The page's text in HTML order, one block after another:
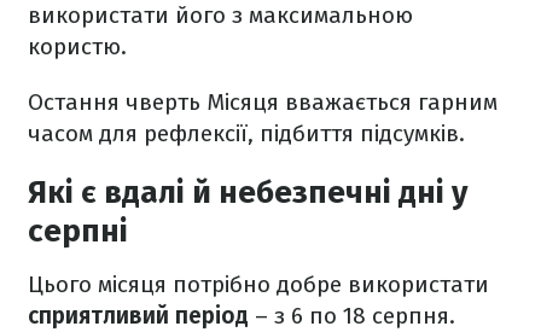
використати його з максимальною
користю.
Остання чверть Місяця вважається гарним
часом для рефлексії, підбиття підсумків.
Які є вдалі й небезпечні дні у
серпні
Цього місяця потрібно добре використати
сприятливий період – з 6 по 18 серпня.